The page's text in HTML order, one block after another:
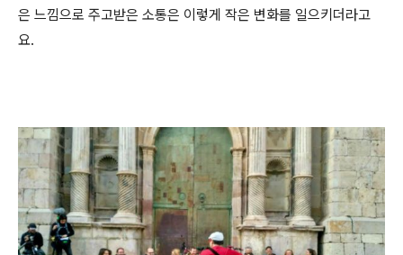
은 느낌으로 주고받은 소통은 이렇게 작은 변화를 일으키더라고
요.